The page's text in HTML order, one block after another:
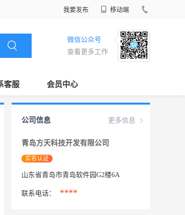
我要发布 移动端
微信公众号
查看更多工作
客服 会员中心
更多信息
公司信息
青岛方天科技开发有限公司
实名认证
山东省青岛市青岛软件园G2楼6A
联系电话： ****